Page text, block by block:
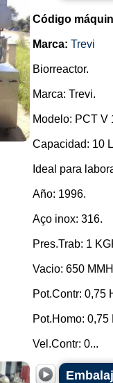
Código
Marca: Trevi
Biorreactor.
Marca: Trevi.
Modelo: PCT V
Capacidad: 10
Ideal para
Año: 1996.
Aço inox: 316.
Pres.Trab: 1
Vacio: 650
Pot.Contr: 0,75
Pot.Homo: 0,75
Vel.Contr: 0...